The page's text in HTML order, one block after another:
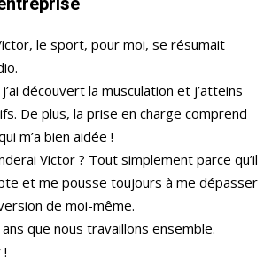
le sport, pour moi, se résumait
découvert la musculation et j’atteins
De plus, la prise en charge comprend
m’a bien aidée !
Victor ? Tout simplement parce qu’il
et me pousse toujours à me dépasser
de moi-même.
que nous travaillons ensemble.